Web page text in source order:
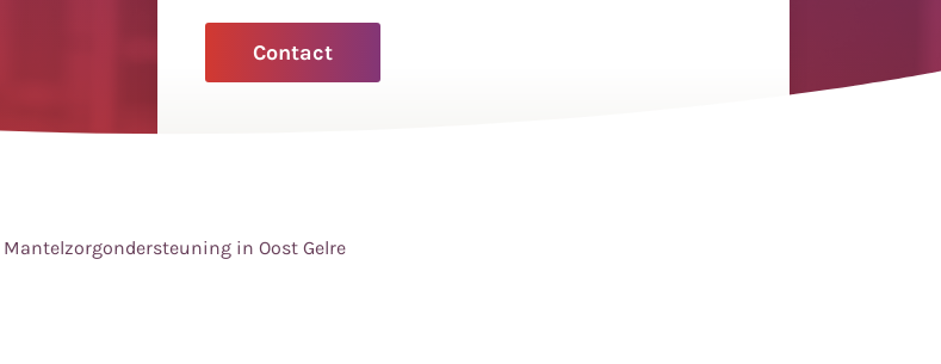
Contact
Mantelzorgondersteuning in Oost Gelre